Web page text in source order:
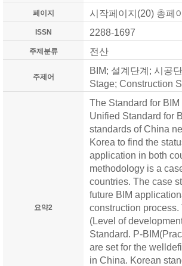
페이지 시작페이지(20) 총페
ISSN 2288-1697
주제분류 전산
주제어
BIM; 설계단계; 시공
Stage; Construction
요약2
The Standard for
Unified Standard for
standards of China
Korea to find the
application in both
methodology is a
countries. The case
future BIM
construction
(Level of
Standard. P-
are set for the
in China. Korean